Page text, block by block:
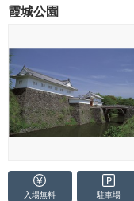
霞城公園
入場無料 駐車場